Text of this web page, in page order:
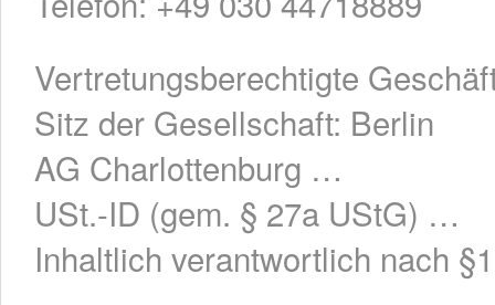
Vertretungsberechtigte
Sitz der Gesellschaft: Berlin
AG Charlottenburg …
USt.-ID (gem. § 27a UStG) …
Inhaltlich verantwortlich nach